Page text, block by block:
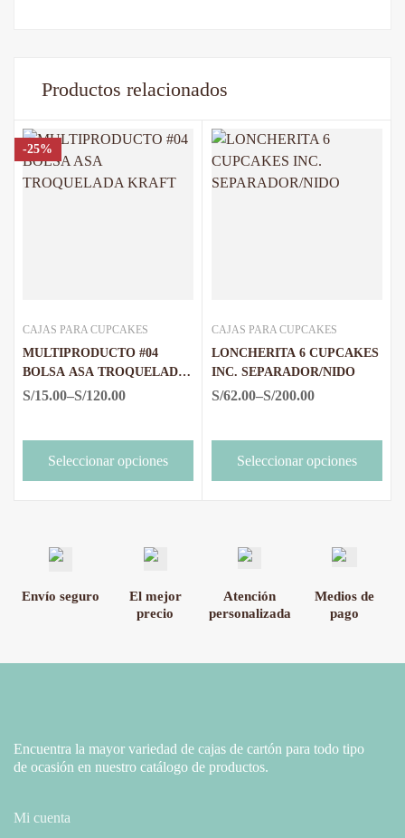
Productos relacionados
-25%
CAJAS PARA CUPCAKES
MULTIPRODUCTO #04
BOLSA ASA TROQUELADA
KRAFT
S/15.00–S/120.00
Seleccionar opciones
CAJAS PARA CUPCAKES
LONCHERITA 6 CUPCAKES
INC. SEPARADOR/NIDO
S/62.00–S/200.00
Seleccionar opciones
Envío seguro
El mejor
precio
Atención
personalizada
Medios de
pago
Encuentra la mayor variedad de cajas de cartón para todo tipo
de ocasión en nuestro catálogo de productos.
Mi cuenta